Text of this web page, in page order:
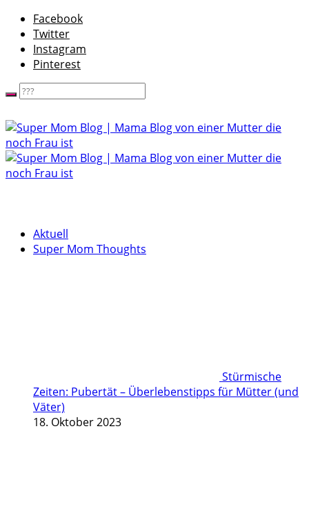
Facebook
Twitter
Instagram
Pinterest
Aktuell
Super Mom Thoughts
Stürmische
Zeiten: Pubertät – Überlebenstipps für Mütter (und
Väter)
18. Oktober 2023